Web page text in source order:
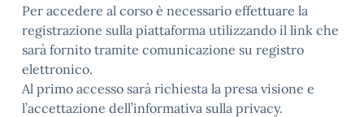
Per accedere al corso è necessario effettuare la
registrazione sulla piattaforma utilizzando il link che
sarà fornito tramite comunicazione su registro
elettronico.
Al primo accesso sarà richiesta la presa visione e
l’accettazione dell’informativa sulla privacy.